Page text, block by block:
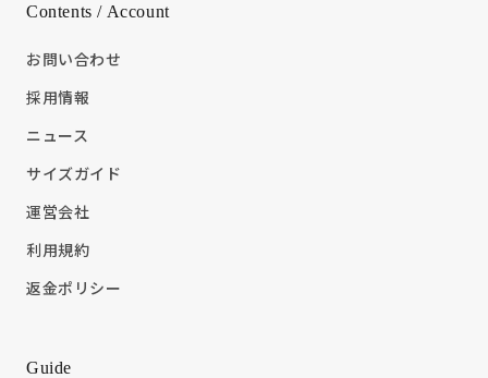
Contents / Account
お問い合わせ
採用情報
ニュース
サイズガイド
運営会社
利用規約
返金ポリシー
Guide